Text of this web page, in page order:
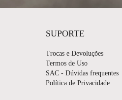
SUPORTE
Trocas e Devoluções
Termos de Uso
SAC - Dúvidas frequentes
Política de Privacidade